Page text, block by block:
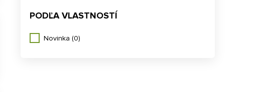
PODĽA VLASTNOSTÍ
Novinka (0)